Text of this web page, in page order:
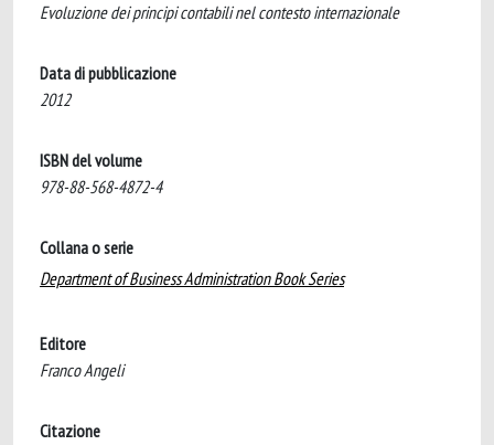
Evoluzione dei principi contabili nel contesto internazionale
Data di pubblicazione
2012
ISBN del volume
978-88-568-4872-4
Collana o serie
Department of Business Administration Book Series
Editore
Franco Angeli
Citazione